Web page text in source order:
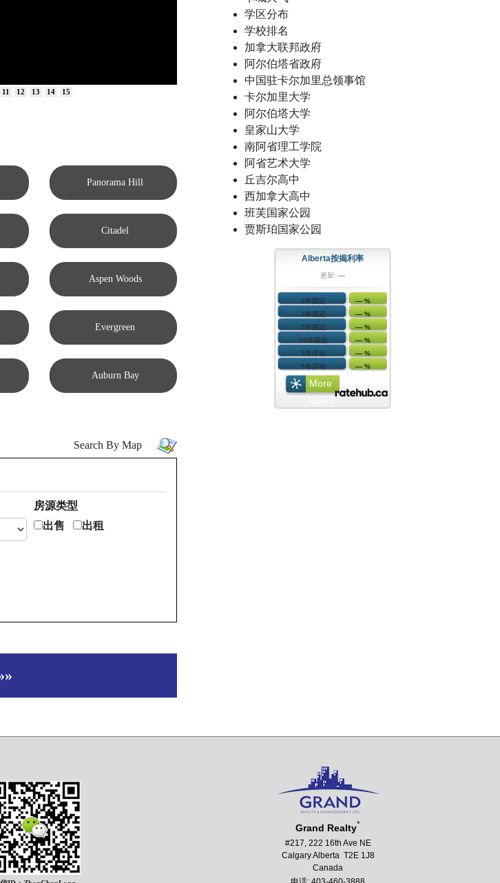
学区分布
学校排名
加拿大联邦政府
阿尔伯塔省政府
中国驻卡尔加里总领事馆
卡尔加里大学
阿尔伯塔大学
皇家山大学
南阿省理工学院
阿省艺术大学
丘吉尔高中
西加拿大高中
班芙国家公园
贾斯珀国家公园
Alberta按揭利率
更新:—
1年固定
— %
3年固定
— %
5年固定
— %
10年固定
— %
3年浮动
— %
5年浮动
— %
More
11 12 13 14 15
Panorama Hill
Citadel
Aspen Woods
Evergreen
Auburn Bay
Search By Map
房源类型
出售
出租
Grand Realty*
#217, 222 16th Ave NE
Calgary Alberta T2E 1J8
Canada